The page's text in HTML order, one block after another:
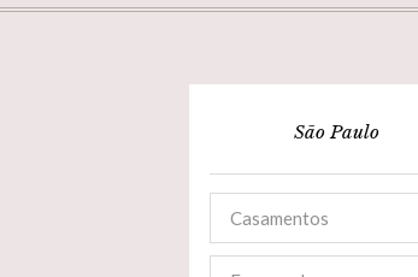
São Paulo
Casamentos